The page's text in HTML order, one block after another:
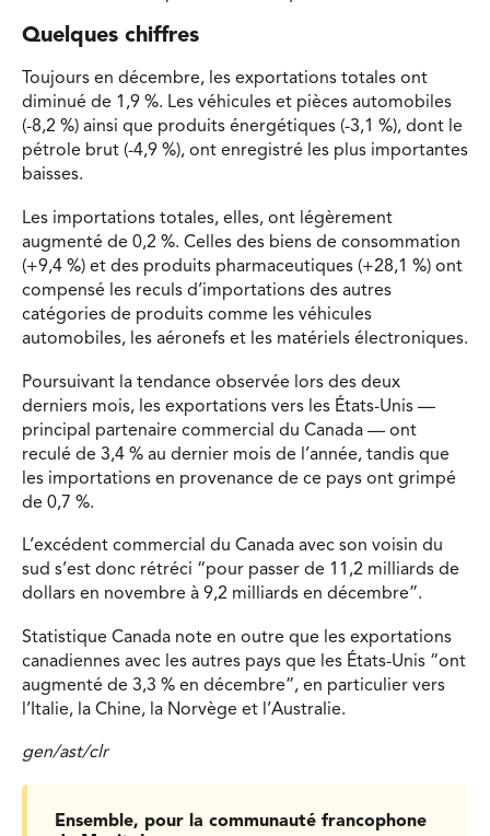
Quelques chiffres
Toujours en décembre, les exportations totales ont
diminué de 1,9 %. Les véhicules et pièces automobiles
(-8,2 %) ainsi que produits énergétiques (-3,1 %), dont le
pétrole brut (-4,9 %), ont enregistré les plus importantes
baisses.
Les importations totales, elles, ont légèrement
augmenté de 0,2 %. Celles des biens de consommation
(+9,4 %) et des produits pharmaceutiques (+28,1 %) ont
compensé les reculs d’importations des autres
catégories de produits comme les véhicules
automobiles, les aéronefs et les matériels électroniques.
Poursuivant la tendance observée lors des deux
derniers mois, les exportations vers les États-Unis —
principal partenaire commercial du Canada — ont
reculé de 3,4 % au dernier mois de l’année, tandis que
les importations en provenance de ce pays ont grimpé
de 0,7 %.
L’excédent commercial du Canada avec son voisin du
sud s’est donc rétréci “pour passer de 11,2 milliards de
dollars en novembre à 9,2 milliards en décembre”.
Statistique Canada note en outre que les exportations
canadiennes avec les autres pays que les États-Unis “ont
augmenté de 3,3 % en décembre”, en particulier vers
l’Italie, la Chine, la Norvège et l’Australie.
gen/ast/clr
Ensemble, pour la communauté francophone